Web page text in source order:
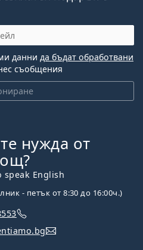
данни да бъдат обработвани
съобщения
нужда от
speak English
- петък от 8:30 до 16:00ч.)